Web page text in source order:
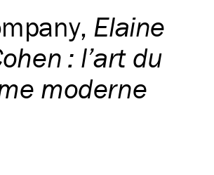
, Elaine
: l’art du
moderne